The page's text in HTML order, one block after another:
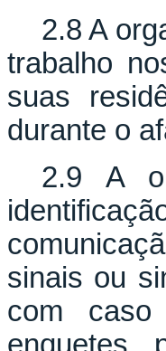
2.8 A
trabalho
suas
durante o
2.9 A
sinais ou
com caso